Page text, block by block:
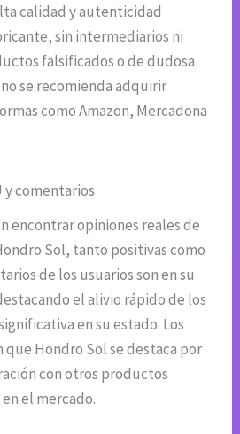
calidad y autenticidad
sin intermediarios ni
falsificados o de dudosa
se recomienda adquirir
como Amazon, Mercadona
y comentarios
encontrar opiniones reales de
Sol, tanto positivas como
de los usuarios son en su
el alivio rápido de los
en su estado. Los
Hondro Sol se destaca por
con otros productos
el mercado.